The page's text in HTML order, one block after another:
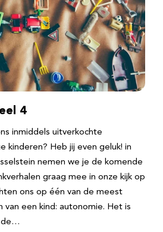
4
inmiddels uitverkochte
kinderen? Heb jij even geluk! in
nemen we je de komende
graag mee in onze kijk op
ons op één van de meest
van een kind: autonomie. Het is
de…